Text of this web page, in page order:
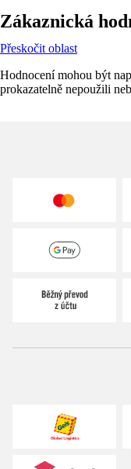
Zákaznická
Přeskočit oblast
Hodnocení mohou být
prokazatelně nepoužili